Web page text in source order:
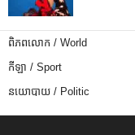
ពិភពលោក / World
កីឡា / Sport
នយោបាយ / Politic